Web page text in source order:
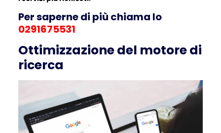
Per saperne di più chiama lo
0291675531
Ottimizzazione del motore di
ricerca